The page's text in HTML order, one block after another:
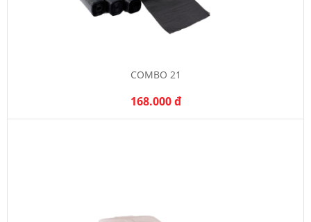
COMBO 21
168.000 đ